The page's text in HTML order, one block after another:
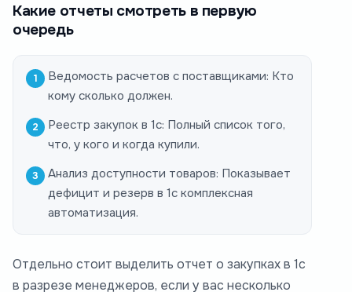
Какие отчеты смотреть в первую
очередь
Ведомость расчетов с поставщиками: Кто
кому сколько должен.
Реестр закупок в 1с: Полный список того,
что, у кого и когда купили.
Анализ доступности товаров: Показывает
дефицит и резерв в 1с комплексная
автоматизация.
Отдельно стоит выделить отчет о закупках в 1с
в разрезе менеджеров, если у вас несколько